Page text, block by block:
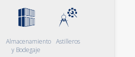
Almacenamiento
y Bodegaje
Astilleros